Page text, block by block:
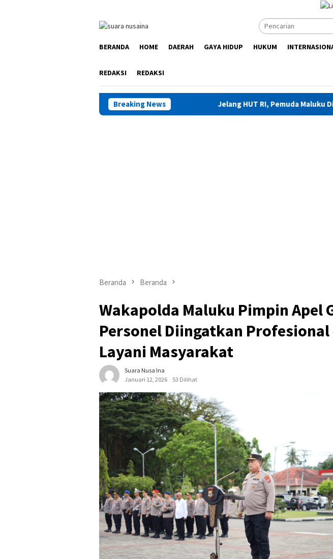
BERANDA HOME DAERAH GAYA HIDUP HUKUM
REDAKSI REDAKSI
Breaking NewsJelang HUT RI, Pemuda Maluku Diajak Bangkit
Beranda Beranda
Wakapolda Maluku Pimpin Apel
Personel Diingatkan
Layani Masyarakat
Suara Nusa Ina
Januari 12, 2026
53 Dilihat